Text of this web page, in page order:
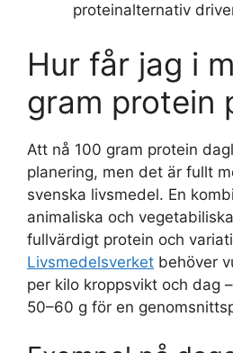
proteinalternativ
Hur får jag i
gram protein
Att nå 100 gram protein
planering, men det är fullt
svenska livsmedel. En
animaliska och
fullvärdigt protein och
Livsmedelsverket behöver
per kilo kroppsvikt och dag
50–60 g för en